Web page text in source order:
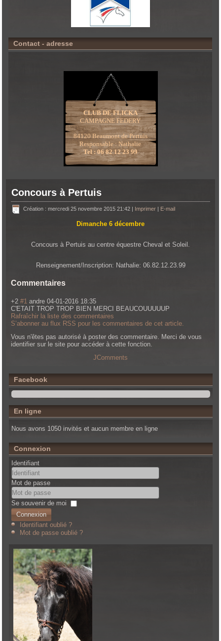
Contact - adresse
CLUB DE FLICKA
CAMPAGNE FEDERY
84120 Beaumont de Pertuis
Responsable : Nathalie
Tel : 06 82 12 23 99
Concours à Pertuis
Création : mercredi 25 novembre 2015 21:42 | Imprimer | E-mail
Dimanche 6 décembre
Concours à Pertuis au centre équestre Cheval et Soleil.
Renseignement/Inscription: Nathalie: 06.82.12.23.99
Commentaires
+2 #1 andre 04-01-2016 18:35
C'ETAIT TROP TROP BIEN MERCI BEAUCOUUUUUP
Rafraîchir la liste des commentaires
S’abonner au flux RSS pour les commentaires de cet article.
Vous n'êtes pas autorisé à poster des commentaire. Merci de vous
identifier sur le site pour accéder à cette fonction.
JComments
Facebook
En ligne
Nous avons 1050 invités et aucun membre en ligne
Connexion
Identifiant
Mot de passe
Se souvenir de moi
Connexion
Identifiant oublié ?
Mot de passe oublié ?